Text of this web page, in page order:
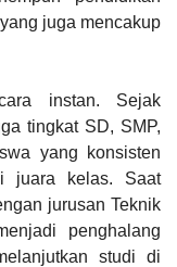
juga mencakup
instan. Sejak
tingkat SD, SMP,
yang konsisten
juara kelas. Saat
jurusan Teknik
penghalang
studi di